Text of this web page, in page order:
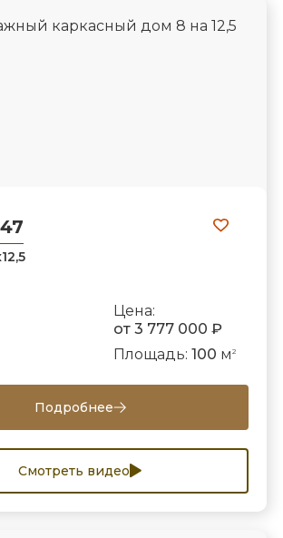
Цена:
от 3 777 000 ₽
Площадь: 100 м 2
Подробнее
Смотреть видео